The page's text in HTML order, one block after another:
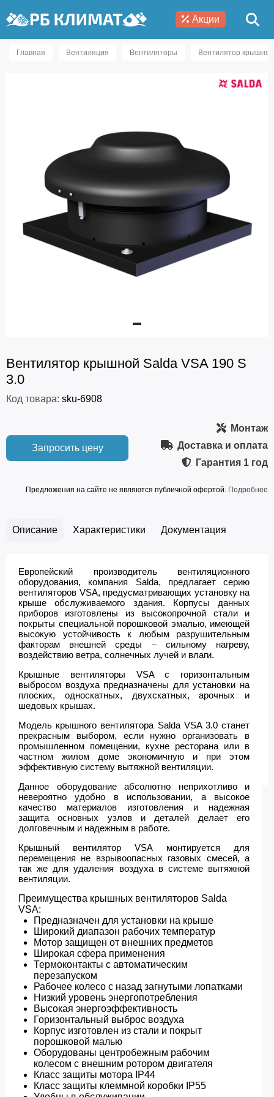
Акции
Главная Вентиляция Вентиляторы Вентилятор
Вентилятор крышной Salda VSA 190 S
3.0
Код товара: sku-6908
Запросить цену
Монтаж
Доставка и оплата
Гарантия 1 год
Предложения на сайте не являются публичной офертой. Подробнее
Описание Характеристики Документация
Европейский производитель вентиляционного
оборудования, компания Salda, предлагает серию
вентиляторов VSA, предусматривающих установку на
крыше обслуживаемого здания. Корпусы данных
приборов изготовлены из высокопрочной стали и
покрыты специальной порошковой эмалью, имеющей
высокую устойчивость к любым разрушительным
факторам внешней среды – сильному нагреву,
воздействию ветра, солнечных лучей и влаги.
Крышные вентиляторы VSA с горизонтальным
выбросом воздуха предназначены для установки на
плоских, односкатных, двухскатных, арочных и
шедовых крышах.
Модель крышного вентилятора Salda VSA 3.0 станет
прекрасным выбором, если нужно организовать в
промышленном помещении, кухне ресторана или в
частном жилом доме экономичную и при этом
эффективную систему вытяжной вентиляции.
Данное оборудование абсолютно неприхотливо и
невероятно удобно в использовании, а высокое
качество материалов изготовления и надежная
защита основных узлов и деталей делает его
долговечным и надежным в работе.
Крышный вентилятор VSA монтируется для
перемещения не взрывоопасных газовых смесей, а
так же для удаления воздуха в системе вытяжной
вентиляции.
Преимущества крышных вентиляторов Salda
VSA:
Предназначен для установки на крыше
Широкий диапазон рабочих температур
Мотор защищен от внешних предметов
Широкая сфера применения
Термоконтакты с автоматическим
перезапуском
Рабочее колесо с назад загнутыми лопатками
Низкий уровень энергопотребления
Высокая энергоэффективность
Горизонтальный выброс воздуха
Корпус изготовлен из стали и покрыт
порошковой малью
Оборудованы центробежным рабочим
колесом с внешним ротором двигателя
Класс защиты мотора IP44
Класс защиты клеммной коробки IP55